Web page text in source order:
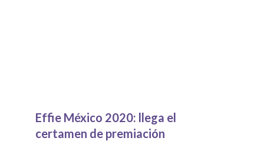
Effie México 2020: llega el
certamen de premiación